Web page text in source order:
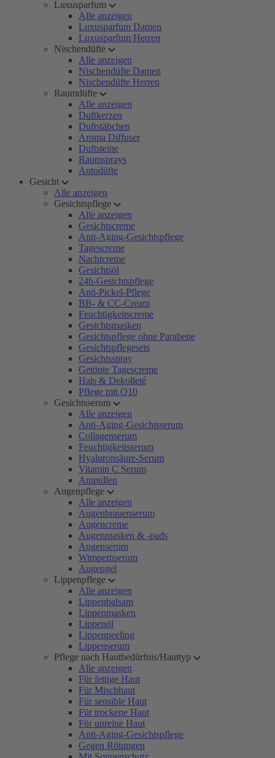
Luxusparfum
Alle anzeigen
Luxusparfum Damen
Luxusparfum Herren
Nischendüfte
Alle anzeigen
Nischendüfte Damen
Nischendüfte Herren
Raumdüfte
Alle anzeigen
Duftkerzen
Duftstäbchen
Aroma Diffuser
Duftsteine
Raumsprays
Autodüfte
Gesicht
Alle anzeigen
Gesichtspflege
Alle anzeigen
Gesichtscreme
Anti-Aging-Gesichtspflege
Tagescreme
Nachtcreme
Gesichtsöl
24h-Gesichtspflege
Anti-Pickel-Pflege
BB- & CC-Cream
Feuchtigkeitscreme
Gesichtsmasken
Gesichtspflege ohne Parabene
Gesichtspflegesets
Gesichtsspray
Getönte Tagescreme
Hals & Dekolleté
Pflege mit Q10
Gesichtsserum
Alle anzeigen
Anti-Aging-Gesichtsserum
Collagenserum
Feuchtigkeitsserum
Hyaluronsäure-Serum
Vitamin C Serum
Ampullen
Augenpflege
Alle anzeigen
Augenbrauenserum
Augencreme
Augenmasken & -pads
Augenserum
Wimpernserum
Augengel
Lippenpflege
Alle anzeigen
Lippenbalsam
Lippenmasken
Lippenöl
Lippenpeeling
Lippenserum
Pflege nach Hautbedürfnis/Hauttyp
Alle anzeigen
Für fettige Haut
Für Mischhaut
Für sensible Haut
Für trockene Haut
Für unreine Haut
Anti-Aging-Gesichtspflege
Gegen Rötungen